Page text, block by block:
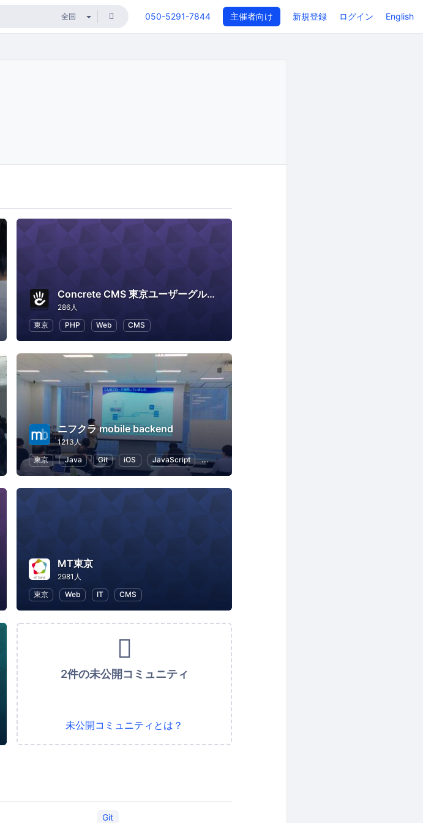
050-5291-7844 主催者向け 新規登録 ログイン English
プログラミング アプリ開発
Concrete CMS 東京ユーザーグループ
286人
東京
PHP Web CMS
プログラミング
ニフクラ mobile backend
1213人
東京
Java Git iOS JavaScript Web
MT東京
2981人
東京
Web IT CMS
2件の未公開コミュニティ
未公開コミュニティとは？
Git